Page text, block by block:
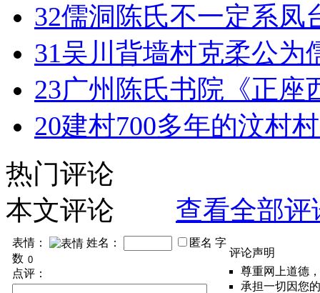
32儒洞陈氏不一定系凤
31吴川背墙村克柔公为
23广州陈氏书院《正座
20建村700多年的汶村
热门评论
本文评论
查看全部评
表情： 姓名： 匿名 字
数
点评：
评论声明
尊重网上道德
承担一切因您